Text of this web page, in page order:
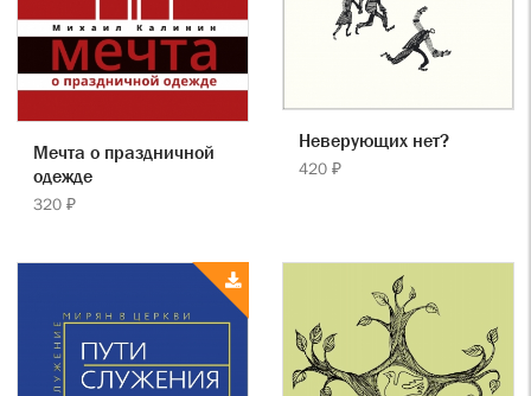
Мечта о праздничной
одежде
320 ₽
Неверующих нет?
420 ₽